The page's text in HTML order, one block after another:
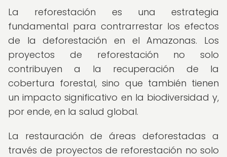
La reforestación es una estrategia
fundamental para contrarrestar los efectos
de la deforestación en el Amazonas. Los
proyectos de reforestación no solo
contribuyen a la recuperación de la
cobertura forestal, sino que también tienen
un impacto significativo en la biodiversidad y,
por ende, en la salud global.
La restauración de áreas deforestadas a
través de proyectos de reforestación no solo